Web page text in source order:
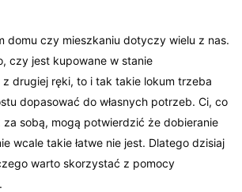
domu czy mieszkaniu dotyczy wielu z nas.
czy jest kupowane w stanie
drugiej ręki, to i tak takie lokum trzeba
dopasować do własnych potrzeb. Ci, co
za sobą, mogą potwierdzić że dobieranie
wcale takie łatwe nie jest. Dlatego dzisiaj
warto skorzystać z pomocy